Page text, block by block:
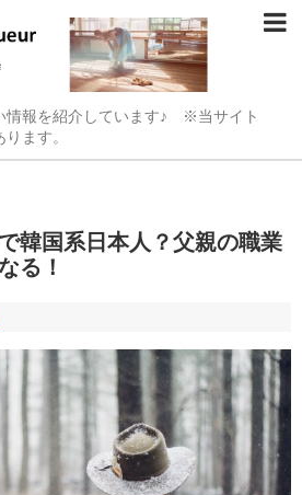
情報を紹介しています♪ ※当サイト
ます。
韓国系日本人？父親の職業
る！